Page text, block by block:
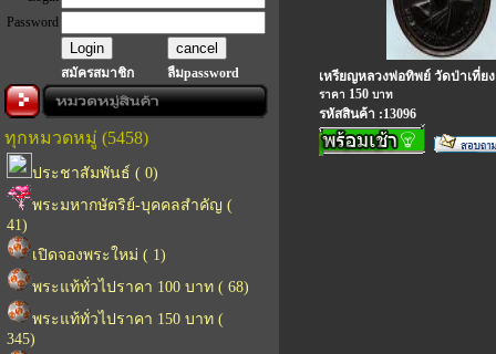
Password
สมัครสมาชิก ลืมpassword
ทุกหมวดหมู่ (5458)
ประชาสัมพันธ์ ( 0)
พระมหากษัตริย์-บุคคลสำคัญ (
41)
เปิดจองพระใหม่ ( 1)
พระแท้ทั่วไปราคา 100 บาท ( 68)
พระแท้ทั่วไปราคา 150 บาท (
345)
เหรียญหลวงพ่อทิพย์ วัดป่าเที่ย
ราคา 150 บาท
รหัสสินค้า :13096